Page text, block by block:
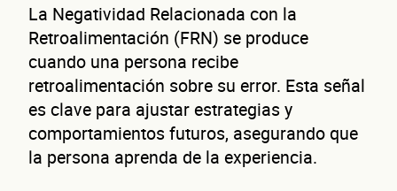
La Negatividad Relacionada con la
Retroalimentación (FRN) se produce
cuando una persona recibe
retroalimentación sobre su error. Esta señal
es clave para ajustar estrategias y
comportamientos futuros, asegurando que
la persona aprenda de la experiencia.